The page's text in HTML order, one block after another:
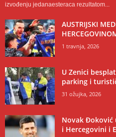
izvođenju jedanaesteraca rezultatom...
AUSTRIJSKI
1 travnja, 2026
U Zenici
parking i
31 ožujka, 2026
Novak Đoković
i Hercegovini i